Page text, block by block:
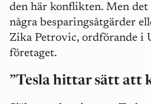
den här konflikten. Men
några besparingsåtgärder
Zika Petrovic, ordförande i
företaget.
”Tesla hittar sätt att